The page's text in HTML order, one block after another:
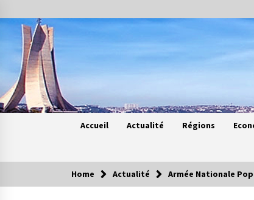
to
content
Accueil Actualité Régions
Contes de chez nous
Home Actualité Armée Nationale